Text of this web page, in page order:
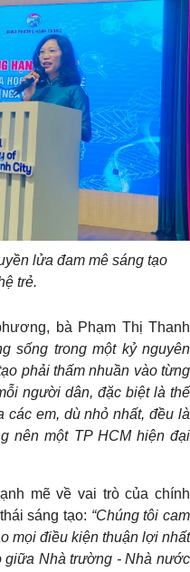
lửa đam mê sáng tạo
trẻ.
bà Phạm Thị Thanh
sống trong một kỷ nguyên
phải thấm nhuần vào từng
người dân, đặc biệt là thế
các em, dù nhỏ nhất, đều là
nên một TP HCM hiện đại
mẽ về vai trò của chính
sáng tạo: “Chúng tôi cam
mọi điều kiện thuận lợi nhất
giữa Nhà trường - Nhà nước